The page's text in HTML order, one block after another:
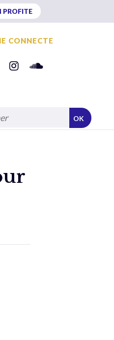
PROFITE
CONNECTE
OK